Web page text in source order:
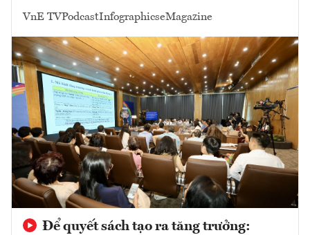
VnE TVPodcastInfographicseMagazine
Để quyết sách tạo ra tăng trưởng: